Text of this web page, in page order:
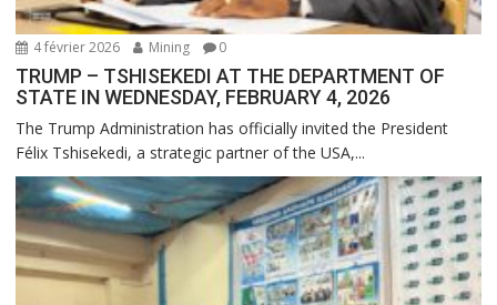
4 février 2026 Mining 0
TRUMP – TSHISEKEDI AT THE DEPARTMENT OF
STATE IN WEDNESDAY, FEBRUARY 4, 2026
The Trump Administration has officially invited the President
Félix Tshisekedi, a strategic partner of the USA,...